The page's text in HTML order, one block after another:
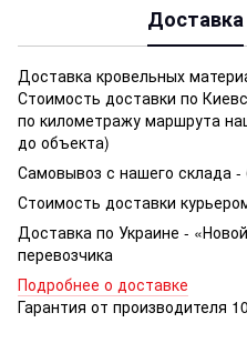
Доставка
Доставка кровельных
Стоимость доставки по
по километражу маршрута
до объекта)
Самовывоз с нашего склада -
Стоимость доставки
Доставка по Украине -
перевозчика
Подробнее о доставке
Гарантия от производителя